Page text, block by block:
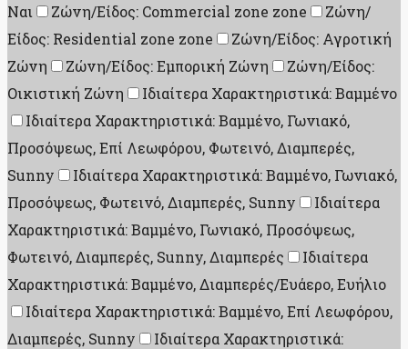
Ναι
Ζώνη/Είδος: Commercial zone zone
Ζώνη/
Είδος: Residential zone zone
Ζώνη/Είδος: Αγροτική
Ζώνη
Ζώνη/Είδος: Εμπορική Ζώνη
Ζώνη/Είδος:
Οικιστική Ζώνη
Ιδιαίτερα Χαρακτηριστικά: Βαμμένο
Ιδιαίτερα Χαρακτηριστικά: Βαμμένο, Γωνιακό,
Προσόψεως, Επί Λεωφόρου, Φωτεινό, Διαμπερές,
Sunny
Ιδιαίτερα Χαρακτηριστικά: Βαμμένο, Γωνιακό,
Προσόψεως, Φωτεινό, Διαμπερές, Sunny
Ιδιαίτερα
Χαρακτηριστικά: Βαμμένο, Γωνιακό, Προσόψεως,
Φωτεινό, Διαμπερές, Sunny, Διαμπερές
Ιδιαίτερα
Χαρακτηριστικά: Βαμμένο, Διαμπερές/Ευάερο, Ευήλιο
Ιδιαίτερα Χαρακτηριστικά: Βαμμένο, Επί Λεωφόρου,
Διαμπερές, Sunny
Ιδιαίτερα Χαρακτηριστικά: